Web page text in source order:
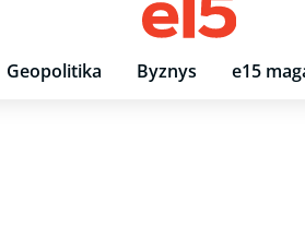
Geopolitika Byznys e15